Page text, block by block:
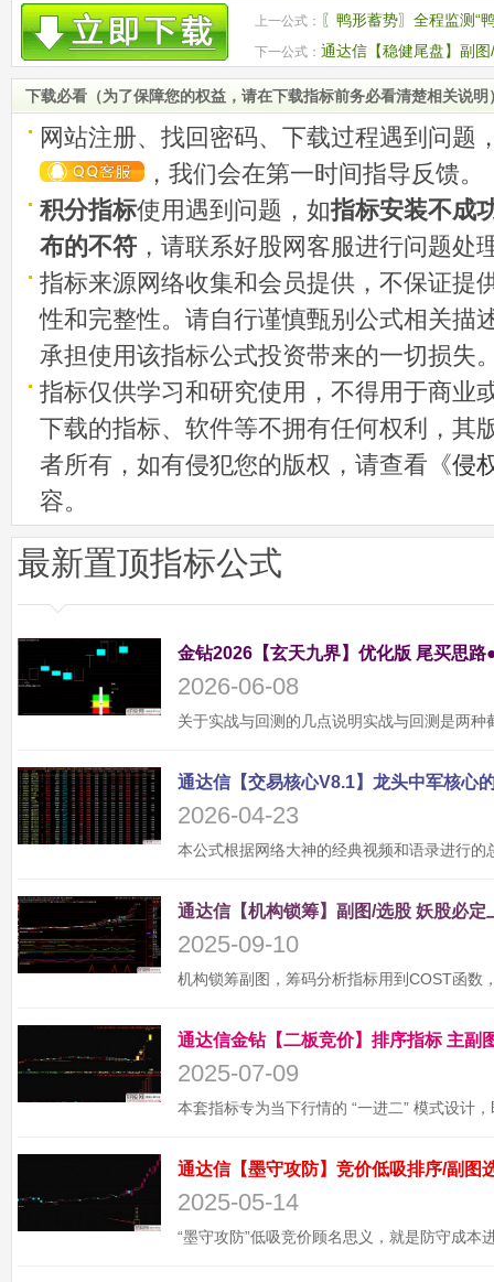
上一公式： 〖鸭形蓄势〗全程监测
（尝试）”的过程
下一公式： 通达信【稳健尾盘】副
稳健介入机会 源码
下载必看（为了保障您的权益，请在下载指标前务必看清楚相关说明
网站注册、找回密码、下载过程遇到问题
，我们会在第一时间指导反馈。
积分指标使用遇到问题，如指标安装不成
布的不符 ，请联系好股网客服进行问题处
指标来源网络收集和会员提供，不保证提
性和完整性。请自行谨慎甄别公式相关描
承担使用该指标公式投资带来的一切损失
指标仅供学习和研究使用，不得用于商业
下载的指标、软件等不拥有任何权利，其
者所有，如有侵犯您的版权，请查看《侵
容。
最新置顶指标公式
金钻2026【玄天九界】优化版 尾买思
2026-06-08
2026-04-23
2025-09-10
2025-07-09
2025-05-14